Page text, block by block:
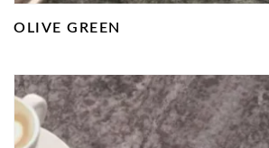
OLIVE GREEN